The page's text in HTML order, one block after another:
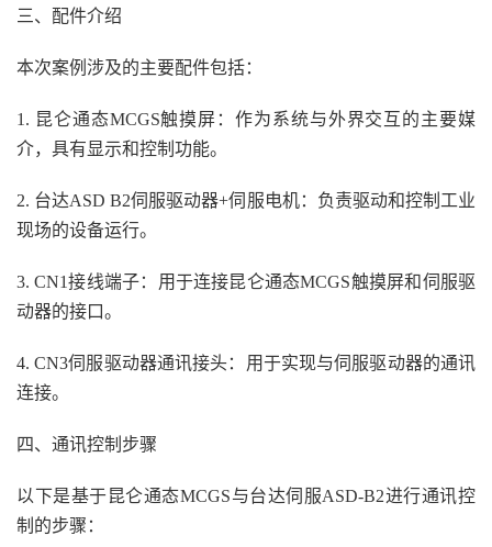
三、配件介绍
本次案例涉及的主要配件包括：
1. 昆仑通态MCGS触摸屏：作为系统与外界交互的主要媒
介，具有显示和控制功能。
2. 台达ASD B2伺服驱动器+伺服电机：负责驱动和控制工业
现场的设备运行。
3. CN1接线端子：用于连接昆仑通态MCGS触摸屏和伺服驱
动器的接口。
4. CN3伺服驱动器通讯接头：用于实现与伺服驱动器的通讯
连接。
四、通讯控制步骤
以下是基于昆仑通态MCGS与台达伺服ASD-B2进行通讯控
制的步骤：